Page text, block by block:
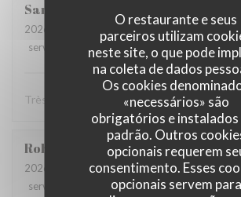
O restaurante e seus
parceiros utilizam
neste site, o que pode
na coleta de dados
Os cookies
«necessários» são
obrigatórios e instalados
padrão. Outros
opcionais requerem
consentimento. Esses
opcionais servem para
Sarah
2026-07-11
- 20:45 - guests 2
service
ambience: /5
Très bon restaurant Le service impeccable
Robin
2026-07-09
- 12:30 - guests 3
service
ambience:4/5 menu:4/5